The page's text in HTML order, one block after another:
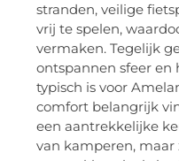
stranden, veilige
vrij te spelen,
vermaken. Tegelijk
ontspannen sfeer
typisch is voor
comfort belangrijk
een aantrekkelijke
van kamperen,